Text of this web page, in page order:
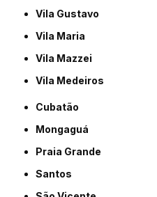
Vila Gustavo
Vila Maria
Vila Mazzei
Vila Medeiros
Cubatão
Mongaguá
Praia Grande
Santos